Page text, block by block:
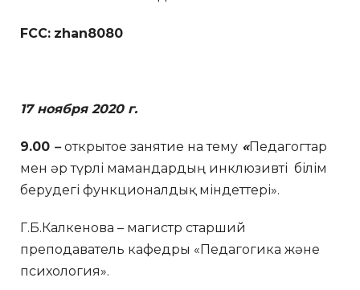
FCC: zhan8080
17 ноября 2020 г.
9.00 –открытое занятие на тему «Педагогтар
мен әр түрлі мамандардың инклюзивті білім
берудегі функционалдық міндеттері».
Г.Б.Калкенова – магистр старший
преподаватель кафедры «Педагогика және
психология».